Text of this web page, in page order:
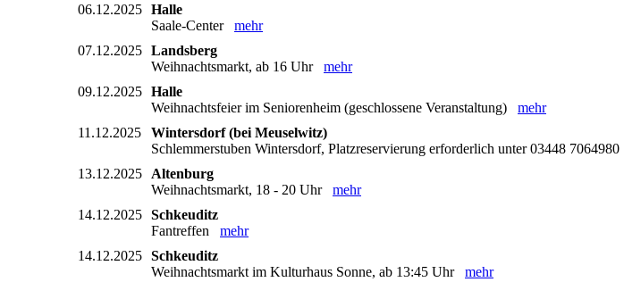
06.12.2025 Halle
Saale-Center mehr
07.12.2025 Landsberg
Weihnachtsmarkt, ab 16 Uhr mehr
09.12.2025 Halle
Weihnachtsfeier im Seniorenheim (geschlossene Veranstaltung) mehr
11.12.2025
Wintersdorf (bei Meuselwitz)
Schlemmerstuben Wintersdorf, Platzreservierung erforderlich unter 03448 7064980
13.12.2025
Altenburg
Weihnachtsmarkt, 18 - 20 Uhr mehr
14.12.2025 Schkeuditz
Fantreffen mehr
14.12.2025 Schkeuditz
Weihnachtsmarkt im Kulturhaus Sonne, ab 13:45 Uhr mehr